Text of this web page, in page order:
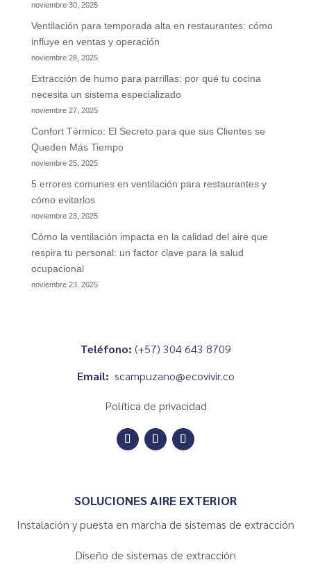
noviembre 30, 2025
Ventilación para temporada alta en restaurantes: cómo
influye en ventas y operación
noviembre 28, 2025
Extracción de humo para parrillas: por qué tu cocina
necesita un sistema especializado
noviembre 27, 2025
Confort Térmico: El Secreto para que sus Clientes se
Queden Más Tiempo
noviembre 25, 2025
5 errores comunes en ventilación para restaurantes y
cómo evitarlos
noviembre 23, 2025
Cómo la ventilación impacta en la calidad del aire que
respira tu personal: un factor clave para la salud
ocupacional
noviembre 23, 2025
Teléfono: (+57) 304 643 8709
Email: scampuzano@ecovivir.co
Política de privacidad
SOLUCIONES AIRE EXTERIOR
Instalación y puesta en marcha de sistemas de extracción
Diseño de sistemas de extracción